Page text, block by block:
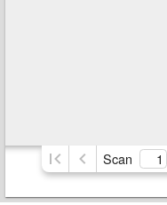
Scan